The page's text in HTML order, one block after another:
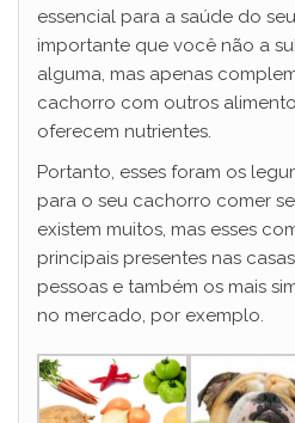
essencial para a saúde do
importante que você não a
alguma, mas apenas
cachorro com outros
oferecem nutrientes.
Portanto, esses foram os
para o seu cachorro comer
existem muitos, mas esses
principais presentes nas
pessoas e também os mais
no mercado, por exemplo.